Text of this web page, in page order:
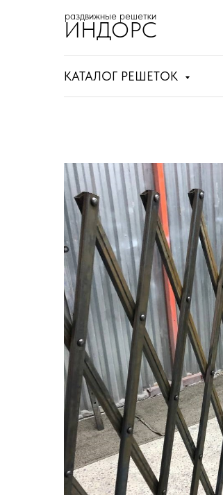
раздвижные решетки
ИНДОРС
КАТАЛОГ РЕШЕТОК